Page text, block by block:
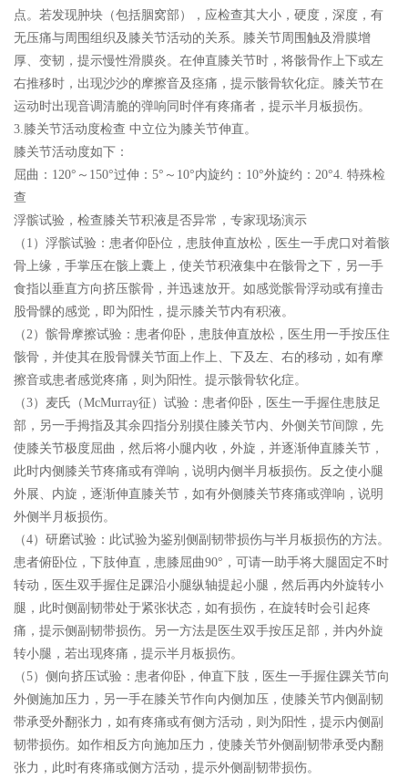
点。若发现肿块（包括胭窝部），应检查其大小，硬度，深度，有
无压痛与周围组织及膝关节活动的关系。膝关节周围触及滑膜增
厚、变韧，提示慢性滑膜炎。在伸直膝关节时，将骸骨作上下或左
右推移时，出现沙沙的摩擦音及痉痛，提示骸骨软化症。膝关节在
运动时出现音调清脆的弹响同时伴有疼痛者，提示半月板损伤。
3.膝关节活动度检查 中立位为膝关节伸直。
膝关节活动度如下：
屈曲：120°～150°过伸：5°～10°内旋约：10°外旋约：20°4. 特殊检
查
浮髌试验，检查膝关节积液是否异常，专家现场演示
（1）浮髌试验：患者仰卧位，患肢伸直放松，医生一手虎口对着骸
骨上缘，手掌压在骸上囊上，使关节积液集中在骸骨之下，另一手
食指以垂直方向挤压髌骨，并迅速放开。如感觉髌骨浮动或有撞击
股骨髁的感觉，即为阳性，提示膝关节内有积液。
（2）髌骨摩擦试验：患者仰卧，患肢伸直放松，医生用一手按压住
骸骨，并使其在股骨髁关节面上作上、下及左、右的移动，如有摩
擦音或患者感觉疼痛，则为阳性。提示骸骨软化症。
（3）麦氏（McMurray征）试验：患者仰卧，医生一手握住患肢足
部，另一手拇指及其余四指分别摸住膝关节内、外侧关节间隙，先
使膝关节极度屈曲，然后将小腿内收，外旋，并逐渐伸直膝关节，
此时内侧膝关节疼痛或有弹响，说明内侧半月板损伤。反之使小腿
外展、内旋，逐渐伸直膝关节，如有外侧膝关节疼痛或弹响，说明
外侧半月板损伤。
（4）研磨试验：此试验为鉴别侧副韧带损伤与半月板损伤的方法。
患者俯卧位，下肢伸直，患膝屈曲90°，可请一助手将大腿固定不时
转动，医生双手握住足踝沿小腿纵轴提起小腿，然后再内外旋转小
腿，此时侧副韧带处于紧张状态，如有损伤，在旋转时会引起疼
痛，提示侧副韧带损伤。另一方法是医生双手按压足部，并内外旋
转小腿，若出现疼痛，提示半月板损伤。
（5）侧向挤压试验：患者仰卧，伸直下肢，医生一手握住踝关节向
外侧施加压力，另一手在膝关节作向内侧加压，使膝关节内侧副韧
带承受外翻张力，如有疼痛或有侧方活动，则为阳性，提示内侧副
韧带损伤。如作相反方向施加压力，使膝关节外侧副韧带承受内翻
张力，此时有疼痛或侧方活动，提示外侧副韧带损伤。